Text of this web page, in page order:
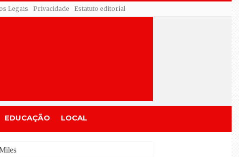
Legais Privacidade Estatuto editorial
EDUCAÇÃO LOCAL